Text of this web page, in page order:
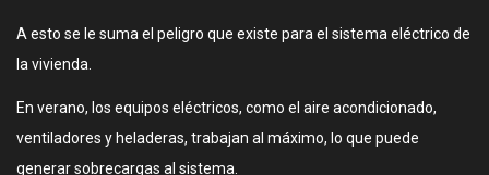
A esto se le suma el peligro que existe para el sistema eléctrico de
la vivienda.
En verano, los equipos eléctricos, como el aire acondicionado,
ventiladores y heladeras, trabajan al máximo, lo que puede
generar sobrecargas al sistema.